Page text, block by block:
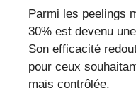
Parmi les peelings
30% est devenu
Son efficacité
pour ceux
mais contrôlée.